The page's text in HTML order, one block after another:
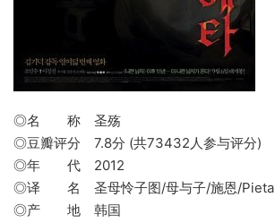
◎名 称 圣殇
◎豆瓣评分 7.8分 (共73432人参与评分)
◎年 代 2012
◎译 名 圣母怜子图/母与子/施恩/Pieta
◎产 地 韩国